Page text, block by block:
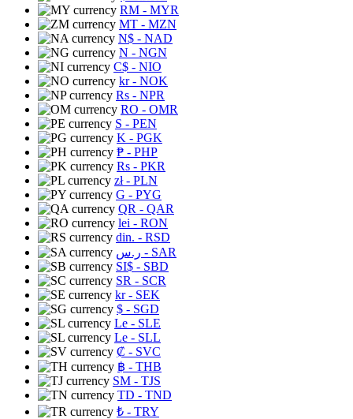
RM - MYR
MT - MZN
N$ - NAD
N - NGN
C$ - NIO
kr- NOK
Rs - NPR
RO - OMR
S - PEN
K - PGK
₱ - PHP
Rs - PKR
zł- PLN
G - PYG
QR - QAR
lei - RON
din. - RSD
ر.س - SAR
SI$ - SBD
SR - SCR
kr- SEK
$ - SGD
Le - SLE
Le - SLL
₡ - SVC
฿ - THB
ЅМ - TJS
TD - TND
₺ - TRY